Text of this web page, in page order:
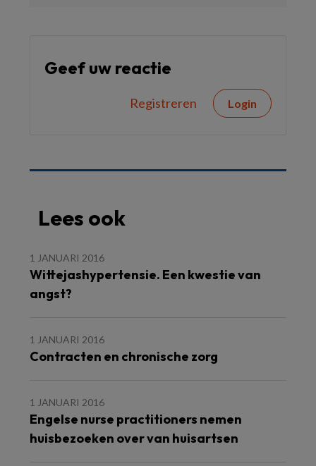
Geef uw reactie
Registreren Login
Lees ook
1 JANUARI 2016
Wittejashypertensie. Een kwestie van
angst?
1 JANUARI 2016
Contracten en chronische zorg
1 JANUARI 2016
Engelse nurse practitioners nemen
huisbezoeken over van huisartsen